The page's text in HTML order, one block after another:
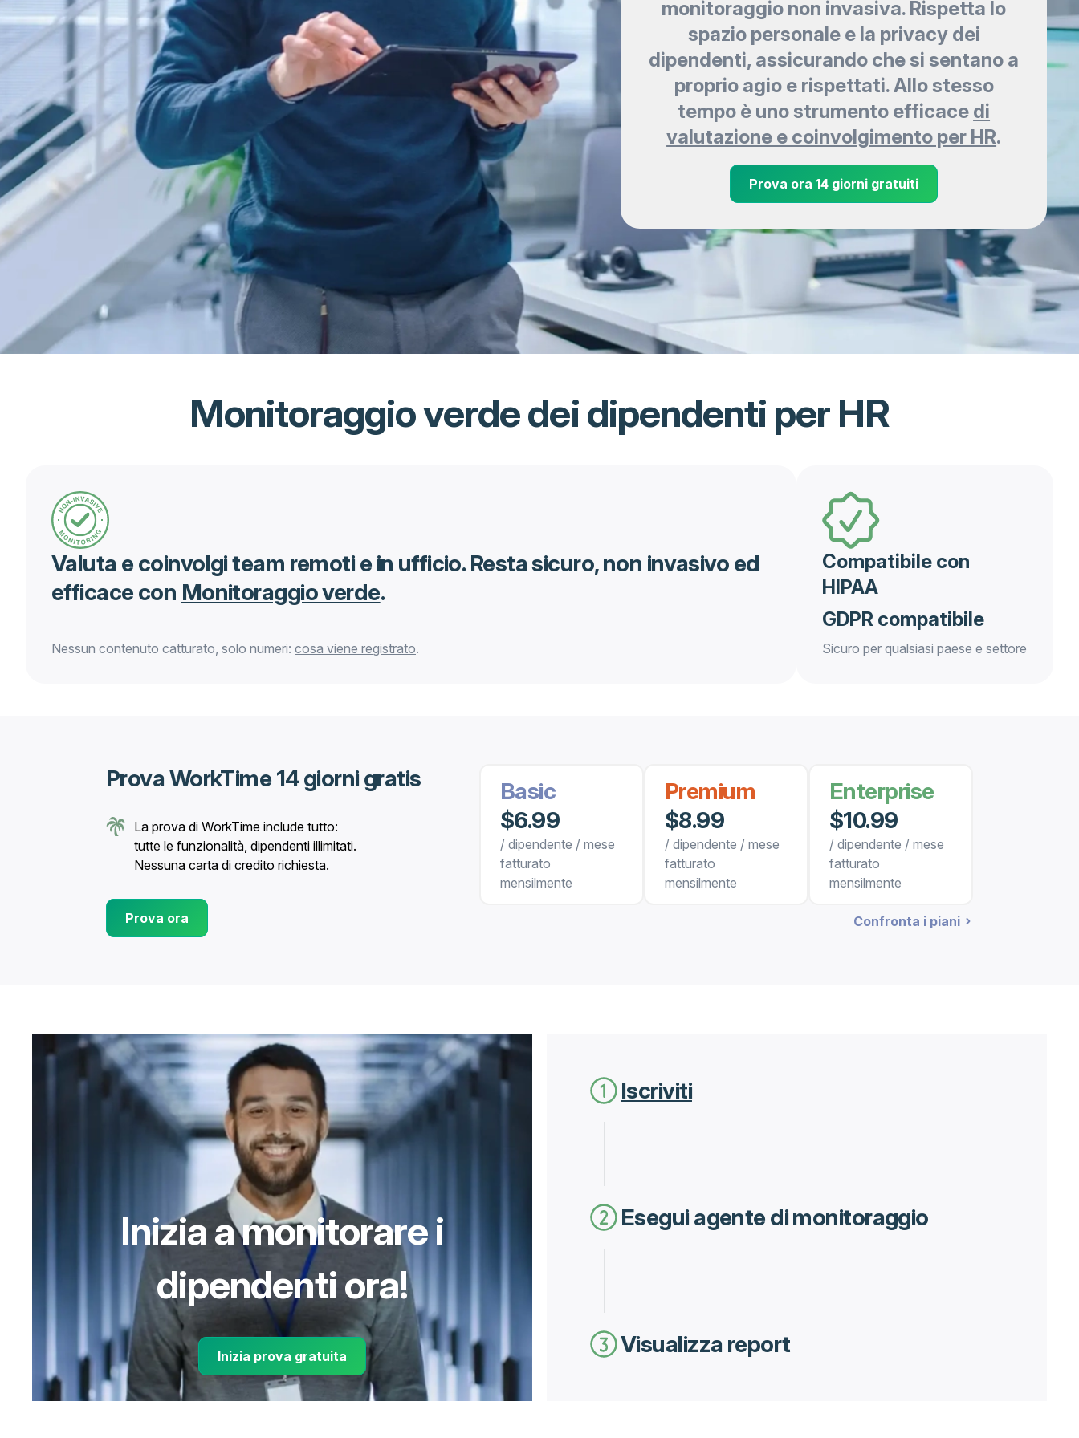
monitoraggio non invasiva. Rispetta lo
spazio personale e la privacy dei
dipendenti, assicurando che si sentano a
proprio agio e rispettati. Allo stesso
tempo è uno strumento efficace di
valutazione e coinvolgimento per HR.
Prova ora 14 giorni gratuiti
Monitoraggio verde dei dipendenti per HR
Valuta e coinvolgi team remoti e in ufficio. Resta sicuro, non invasivo ed
efficace con Monitoraggio verde.
Nessun contenuto catturato, solo numeri: cosa viene registrato.
Compatibile con
HIPAA
GDPR compatibile
Sicuro per qualsiasi paese e settore
Prova WorkTime 14 giorni gratis
La prova di WorkTime include tutto:
tutte le funzionalità, dipendenti illimitati.
Nessuna carta di credito richiesta.
Prova ora
Basic
$6.99
/ dipendente / mese
fatturato
mensilmente
Premium
$8.99
/ dipendente / mese
fatturato
mensilmente
Enterprise
$10.99
/ dipendente / mese
fatturato
mensilmente
Confronta i piani
Inizia a monitorare i
dipendenti ora!
Inizia prova gratuita
Iscriviti
Esegui agente di monitoraggio
Visualizza report